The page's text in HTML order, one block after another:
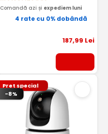
Comandă azi și expediem luni
4 rate cu 0% dobândă
187,99 Lei
Pret special
-8%